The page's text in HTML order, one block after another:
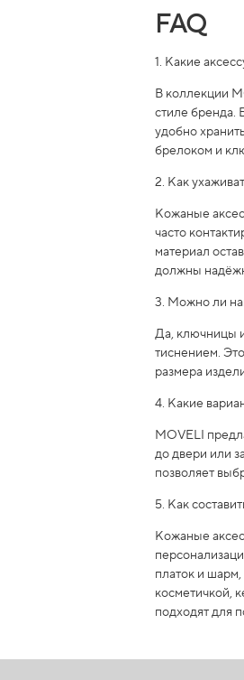
FAQ
1. Какие
В коллекции
стиле бренда.
удобно
брелоком и
2. Как
Кожаные
часто
материал
должны
3. Можно ли
Да, ключницы
тиснением.
размера
4. Какие
MOVELI
до двери или
позволяет
5. Как
Кожаные
платок и
косметичкой,
подходят для